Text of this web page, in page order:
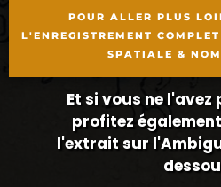
POUR ALLER PLUS
L'ENREGISTREMENT
SPATIALE &
Et si vous ne l'avez
profitez
l'extrait sur